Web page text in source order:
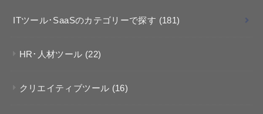
ITツール･SaaSのカテゴリーで探す (181)
HR･人材ツール (22)
クリエイティブツール (16)